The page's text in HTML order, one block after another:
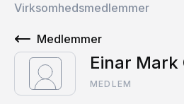
Virksomhedsmedlemmer
Medlemmer
Einar
MEDLEM